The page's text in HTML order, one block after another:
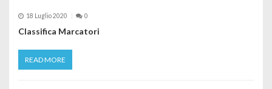
18 Luglio 2020 0
Classifica Marcatori
READ MORE